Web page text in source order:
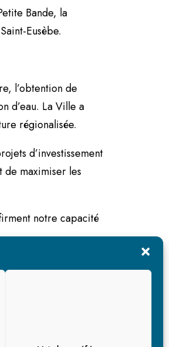
Bande, la
Eusèbe.
l’obtention de
d’eau. La Ville a
régionalisée.
d’investissement
maximiser les
notre capacité